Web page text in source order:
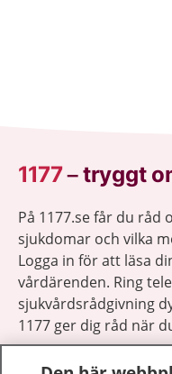
1177–tryggt
På 1177.se får du
sjukdomar och vilka
Logga in för att läsa
vårdärenden. Ring
sjukvårdsrådgivning
1177 ger dig råd när